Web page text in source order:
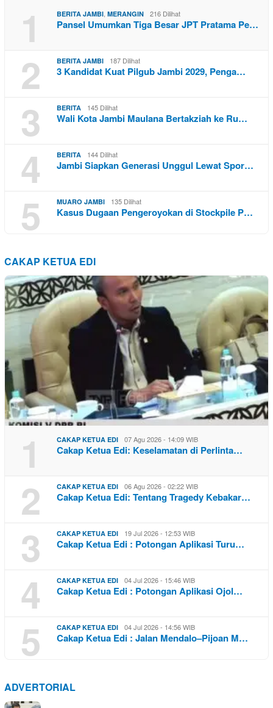
1 BERITA JAMBI, MERANGIN 216 Dilihat
Pansel Umumkan Tiga Besar JPT Pratama Pe…
2 BERITA JAMBI 187 Dilihat
3 Kandidat Kuat Pilgub Jambi 2029, Penga…
3 BERITA 145 Dilihat
Wali Kota Jambi Maulana Bertakziah ke Ru…
4 BERITA 144 Dilihat
Jambi Siapkan Generasi Unggul Lewat Spor…
5 MUARO JAMBI 135 Dilihat
Kasus Dugaan Pengeroyokan di Stockpile P…
CAKAP KETUA EDI
1 CAKAP KETUA EDI 07 Agu 2026 - 14:09 WIB
Cakap Ketua Edi: Keselamatan di Perlinta…
2 CAKAP KETUA EDI 06 Agu 2026 - 02:22 WIB
Cakap Ketua Edi: Tentang Tragedy Kebakar…
3 CAKAP KETUA EDI 19 Jul 2026 - 12:53 WIB
Cakap Ketua Edi : Potongan Aplikasi Turu…
4 CAKAP KETUA EDI 04 Jul 2026 - 15:46 WIB
Cakap Ketua Edi : Potongan Aplikasi Ojol…
5 CAKAP KETUA EDI 04 Jul 2026 - 14:56 WIB
Cakap Ketua Edi : Jalan Mendalo–Pijoan M…
ADVERTORIAL